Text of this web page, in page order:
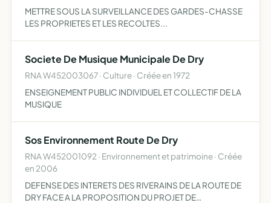
METTRE SOUS LA SURVEILLANCE DES GARDES-CHASSE
LES PROPRIETES ET LES RECOLTES...
Societe De Musique Municipale De Dry
RNA W452003067 · Culture · Créée en 1972
ENSEIGNEMENT PUBLIC INDIVIDUEL ET COLLECTIF DE LA
MUSIQUE
Sos Environnement Route De Dry
RNA W452001092 · Environnement et patrimoine · Créée
en 2006
DEFENSE DES INTERETS DES RIVERAINS DE LA ROUTE DE
DRY FACE A LA PROPOSITION DU PROJET DE